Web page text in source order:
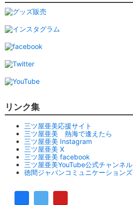
リンク集
三ツ屋亜美応援サイト
三ツ屋亜美 熱海で逢えたら
三ツ屋亜美 Instagram
三ツ屋亜美 X
三ツ屋亜美 facebook
三ツ屋亜美YouTube公式チャンネル
徳間ジャパンコミュニケーションズ